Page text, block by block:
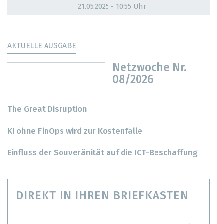
21.05.2025 - 10:55 Uhr
AKTUELLE AUSGABE
Netzwoche Nr.
08/2026
The Great Disruption
KI ohne FinOps wird zur Kostenfalle
Einfluss der Souveränität auf die ICT-Beschaffung
DIREKT IN IHREN BRIEFKASTEN